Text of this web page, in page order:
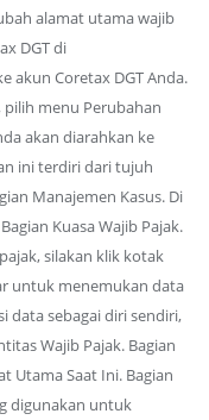
alamat utama wajib
DGT di
akun Coretax DGT Anda.
pilih menu Perubahan
akan diarahkan ke
ini terdiri dari tujuh
Manajemen Kasus. Di
Kuasa Wajib Pajak.
silakan klik kotak
untuk menemukan data
data sebagai diri sendiri,
Wajib Pajak. Bagian
Utama Saat Ini. Bagian
digunakan untuk